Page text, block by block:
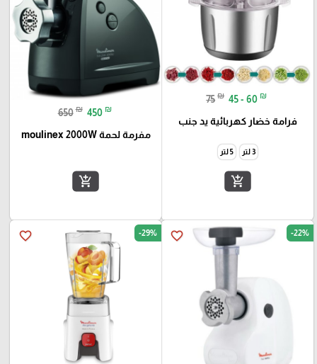
75 ₪ 45 - 60 ₪
فرامة خضار كهربائية يد جنب
3 لتر 5 لتر
add_shopping_cart
650 ₪ 450 ₪
مفرمة لحمة moulinex 2000W
add_shopping_cart
favorite_border -22%
favorite_border -29%